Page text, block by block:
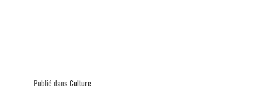
Publié dans Culture